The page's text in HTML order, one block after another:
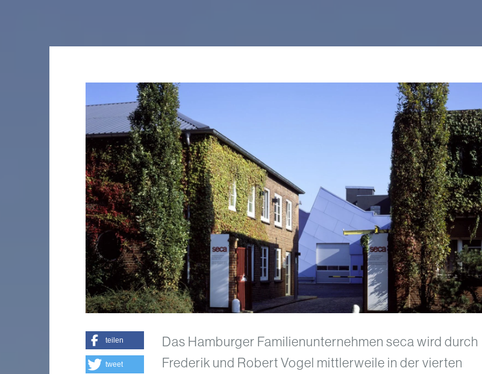
Das Hamburger Familienunternehmen seca wird durch
Frederik und Robert Vogel mittlerweile in der vierten
teilen
tweet